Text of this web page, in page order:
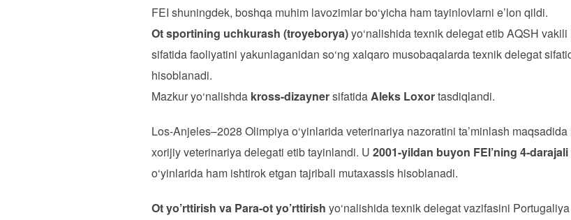
FEI shuningdek, boshqa muhim lavozimlar bo‘yicha ham tayinlovlarni e’lon qildi.
Ot sportining uchkurash (troyeborya)yo‘nalishida texnik delegat etib AQSH vakili
sifatida faoliyatini yakunlaganidan so‘ng xalqaro musobaqalarda texnik delegat
hisoblanadi.
Mazkur yo‘nalishda kross-dizaynersifatidaAleks Loxortasdiqlandi.
Los-Anjeles–2028 Olimpiya o‘yinlarida veterinariya nazoratini ta’minlash
xorijiy veterinariya delegati etib tayinlandi. U 2001-yildan buyon FEI’ning 4-
o‘yinlarida ham ishtirok etgan tajribali mutaxassis hisoblanadi.
Ot yo’rttirish va Para-ot yo’rttirish yo‘nalishida texnik delegat vazifasini